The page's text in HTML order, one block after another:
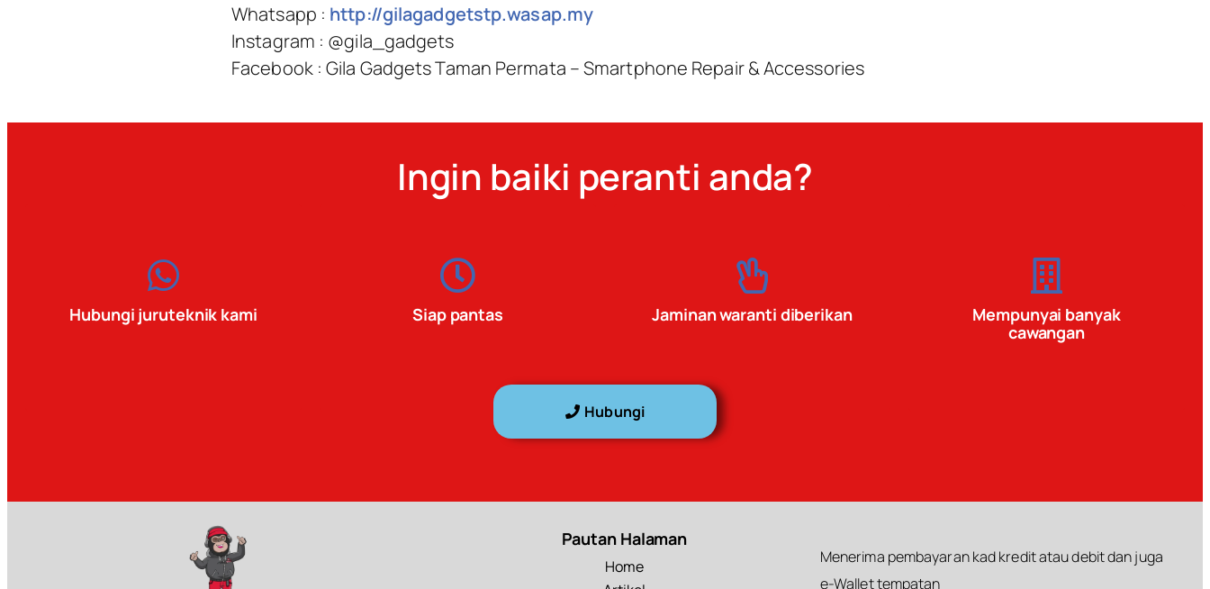
Whatsapp : http://gilagadgetstp.wasap.my
Instagram : @gila_gadgets
Facebook : Gila Gadgets Taman Permata – Smartphone Repair & Accessories
Ingin baiki peranti anda?
Hubungi juruteknik kami Siap pantas Jaminan waranti diberikan
Mempunyai banyak
cawangan
Hubungi
Pautan Halaman
Home
Menerima pembayaran kad kredit atau debit dan juga
e-Wallet tempatan